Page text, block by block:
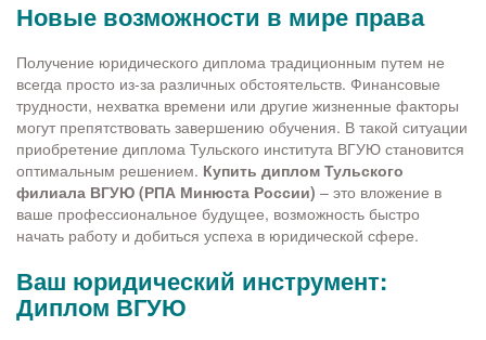
Новые возможности в мире права
Получение юридического диплома традиционным путем не
всегда просто из-за различных обстоятельств. Финансовые
трудности, нехватка времени или другие жизненные факторы
могут препятствовать завершению обучения. В такой ситуации
приобретение диплома Тульского института ВГУЮ становится
оптимальным решением. Купить диплом Тульского
филиала ВГУЮ (РПА Минюста России) – это вложение в
ваше профессиональное будущее, возможность быстро
начать работу и добиться успеха в юридической сфере.
Ваш юридический инструмент:
Диплом ВГУЮ